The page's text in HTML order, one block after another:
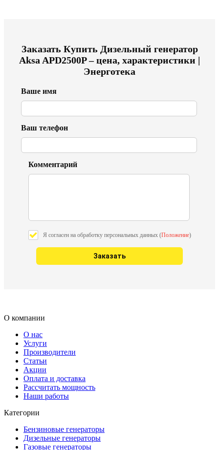
Заказать Купить Дизельный генератор
Aksa APD2500P – цена, характеристики |
Энерготека
Ваше имя
Ваш телефон
Комментарий
Я согласен на обработку персональных данных (Положение)
О компании
О нас
Услуги
Производители
Статьи
Акции
Оплата и доставка
Рассчитать мощность
Наши работы
Категории
Бензиновые генераторы
Дизельные генераторы
Газовые генераторы